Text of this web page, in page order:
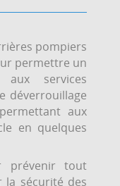
pompiers
permettre un
services
déverrouillage
aux
en quelques
prévenir tout
la sécurité des